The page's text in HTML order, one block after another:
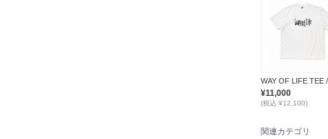
¥11,000
(税込 ¥12,100)
関連カテゴリ